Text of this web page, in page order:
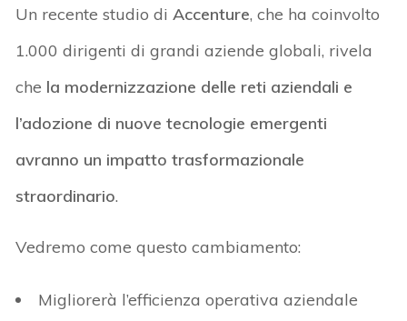
Un recente studio diAccenture, che ha coinvolto
1.000 dirigenti di grandi aziende globali, rivela
che la modernizzazione delle reti aziendali e
l’adozione di nuove tecnologie emergenti
avranno un impatto trasformazionale
straordinario.
Vedremo come questo cambiamento:
Migliorerà l’efficienza operativa aziendale